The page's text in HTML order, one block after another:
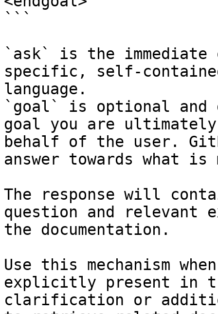
```
`ask` is the
specific, self-
language.
`goal` is optional and
goal you are
behalf of the user.
answer towards what
The response will
question and relevant
the documentation.
Use this mechanism
explicitly present in
clarification or